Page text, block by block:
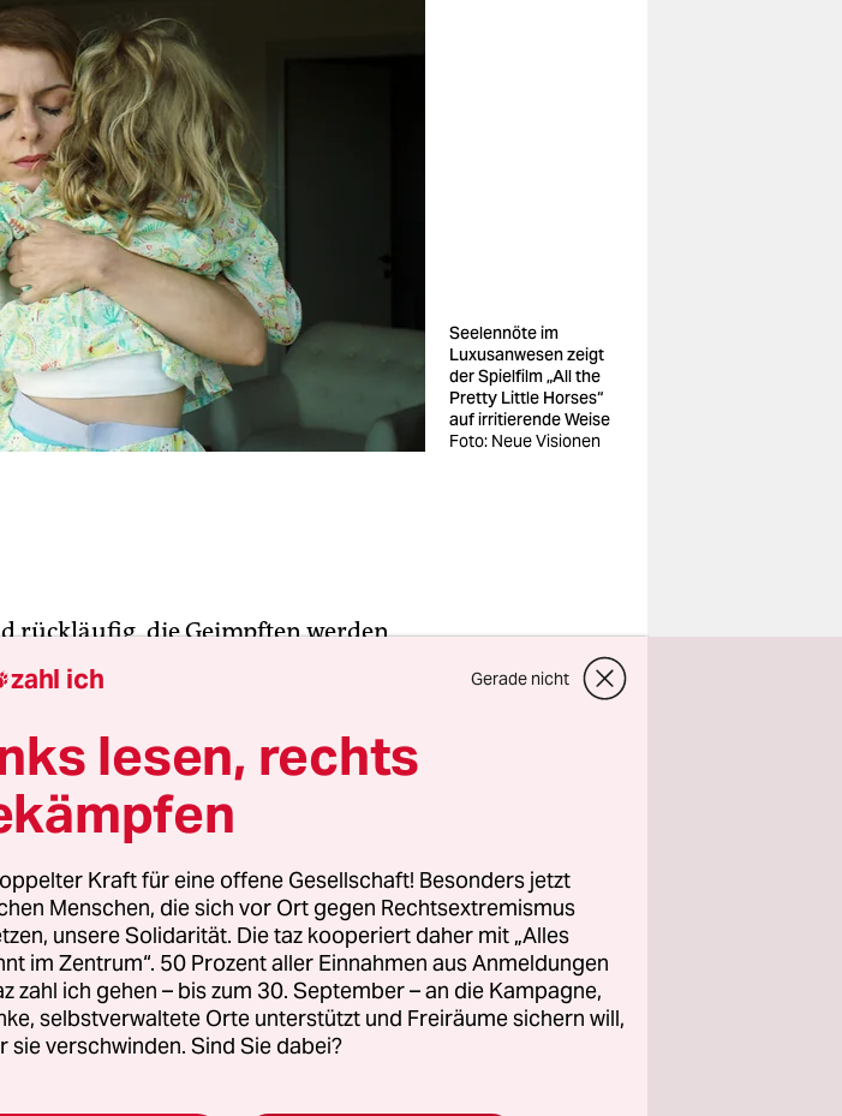
Seelennöte im
Luxusanwesen zeigt
der Spielfilm „All the
Pretty Little Horses“
auf irritierende Weise
Foto: Neue Visionen
rückläufig, die Geimpften werden
davon, die Kinos zu öffnen für alle
Für die ungeimpfte
auf Heimkino-Alternativen
auch für vollständig
von Sohrab Shahid Salesszu sehen
siebziger Jahre aus dem Iran
langsamen Stil mit
Dinge fortsetzte, ist ein großer
Jahren langsam wiederentdeckt
zahl ich Gerade nicht
lesen, rechts
Kraft für eine offene Gesellschaft! Besonders jetzt
Menschen, die sich vor Ort gegen Rechtsextremismus
unsere Solidarität. Die taz kooperiert daher mit „Alles
im Zentrum“. 50 Prozent aller Einnahmen aus Anmeldungen
zahl ich gehen – bis zum 30. September – an die Kampagne,
selbstverwaltete Orte unterstützt und Freiräume sichern will,
sie verschwinden. Sind Sie dabei?